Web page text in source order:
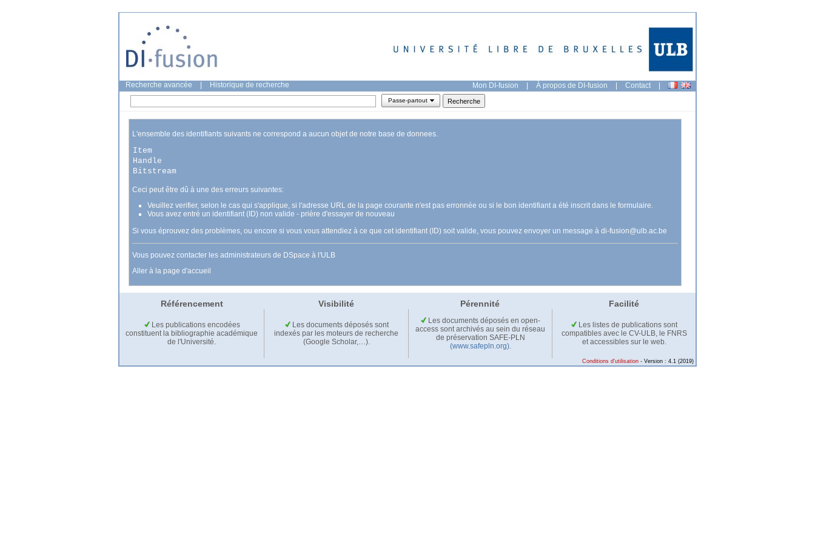
Recherche avancée Historique de recherche Mon DI-fusion | À propos de DI-fusion | Contact |
Passe-partout
L'ensemble des identifiants suivants ne correspond a aucun objet de notre base de donnees.
Item
Handle
Bitstream
Ceci peut être dû à une des erreurs suivantes:
Veuillez verifier, selon le cas qui s'applique, si l'adresse URL de la page courante n'est pas erronnée ou si le bon identifiant a été inscrit dans le formulaire.
Vous avez entré un identifiant (ID) non valide - prière d'essayer de nouveau
Si vous éprouvez des problèmes, ou encore si vous vous attendiez à ce que cet identifiant (ID) soit valide, vous pouvez envoyer un message à di-fusion@ulb.ac.be
Vous pouvez contacter les administrateurs de DSpace à l'ULB
Aller à la page d'accueil
Référencement Visibilité Pérennité Facilité
Les publications encodées
constituent la bibliographie académique
de l'Université.
Les documents déposés sont
indexés par les moteurs de recherche
(Google Scholar,…).
Les documents déposés en open-
access sont archivés au sein du réseau
de préservation SAFE-PLN
(www.safepln.org).
Les listes de publications sont
compatibles avec le CV-ULB, le FNRS
et accessibles sur le web.
Conditions d'utilisation - Version : 4.1 (2019)